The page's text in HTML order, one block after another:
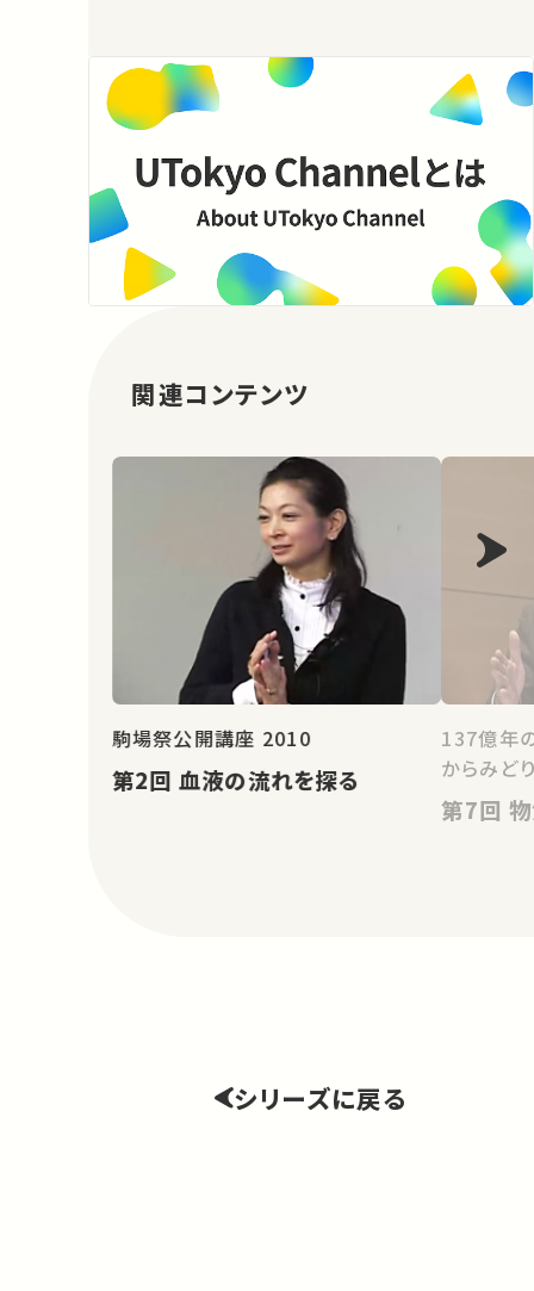
関連コンテンツ
駒場祭公開講座 2010
第2回 血液の流れを探る
137億年
からみど
第
シリーズに戻る